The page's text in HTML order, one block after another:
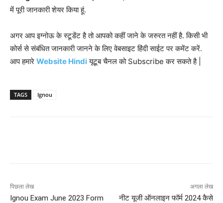
में पूरी जानकारी शेयर किया हूं.
अगर आप इग्नोऊ के स्टूडेंट है तो आपको कहीं जाने के जरुरत नहीं है. किसी भी
कोर्स से संबंधित जानकारी जानने के लिए वेबसाइट हिंदी साईट पर कमेंट करें.
आप हमारे Website Hindiयूटूब चैनल को Subscribe कर सकते है |
TAGS Ignou
पिछला लेख
Ignou Exam June 2023 Form
अगला लेख
नीट यूजी ऑनलाइन फॉर्म 2024 कैसे